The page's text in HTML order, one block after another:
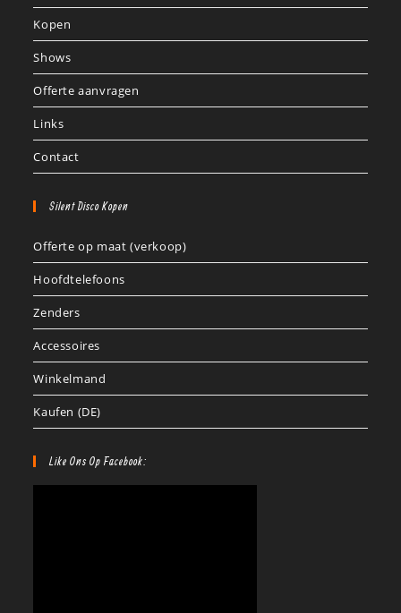
Kopen
Shows
Offerte aanvragen
Links
Contact
Silent Disco Kopen
Offerte op maat (verkoop)
Hoofdtelefoons
Zenders
Accessoires
Winkelmand
Kaufen (DE)
Like Ons Op Facebook: